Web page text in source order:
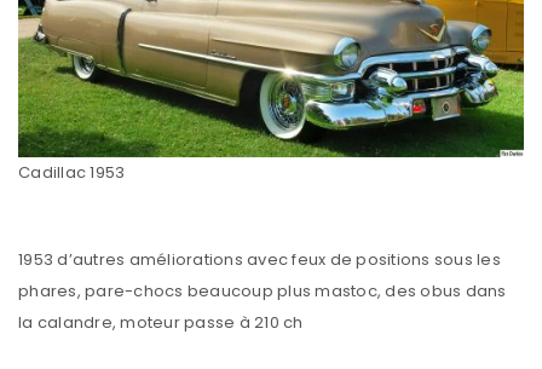
Cadillac 1953
1953 d’autres améliorations avec feux de positions sous les
phares, pare-chocs beaucoup plus mastoc, des obus dans
la calandre, moteur passe à 210 ch